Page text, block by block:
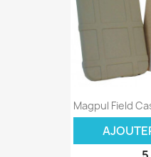
Magpul Field